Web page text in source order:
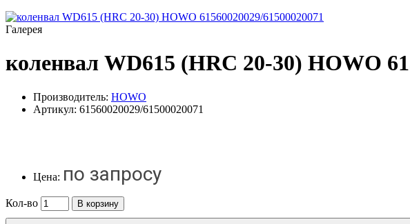
Галерея
коленвал WD615 (HRC 20-30) HOWO
Производитель: HOWO
Артикул: 61560020029/61500020071
Цена: по запросу
Кол-во
В корзину